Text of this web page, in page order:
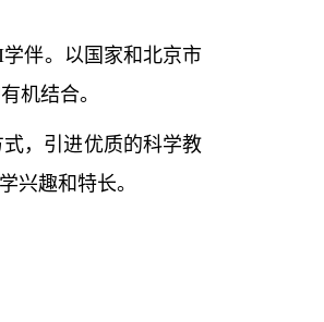
伴。以国家和北京市
机结合。
，引进优质的科学教
兴趣和特长。